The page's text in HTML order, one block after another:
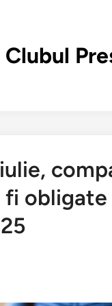
Clubul
iulie,
fi